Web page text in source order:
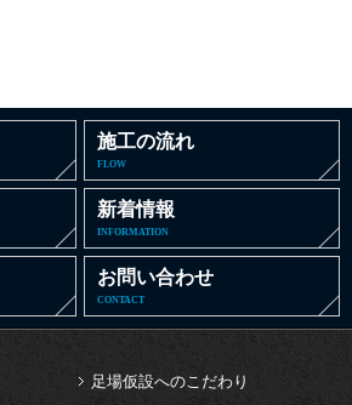
施工の流れ
FLOW
新着情報
INFORMATION
お問い合わせ
CONTACT
足場仮設へのこだわり